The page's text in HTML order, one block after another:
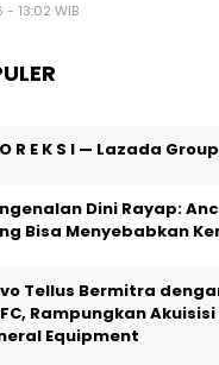
13:02 WIB
R E K S I — Lazada
Dini Rayap:
Bisa Menyebabkan
Tellus Bermitra
Rampungkan
Equipment